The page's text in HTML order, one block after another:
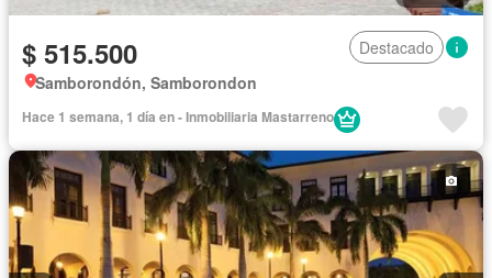
$ 515.500
Destacado
Samborondón, Samborondon
Hace 1 semana, 1 día en - Inmobiliaria Mastarreno